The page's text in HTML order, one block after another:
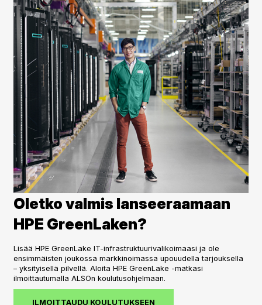
Oletko valmis lanseeraamaan
HPE GreenLaken?
Lisää HPE GreenLake IT-infrastruktuurivalikoimaasi ja ole
ensimmäisten joukossa markkinoimassa upouudella tarjouksella
– yksityisellä pilvellä. Aloita HPE GreenLake -matkasi
ilmoittautumalla ALSOn koulutusohjelmaan.
ILMOITTAUDU KOULUTUKSEEN